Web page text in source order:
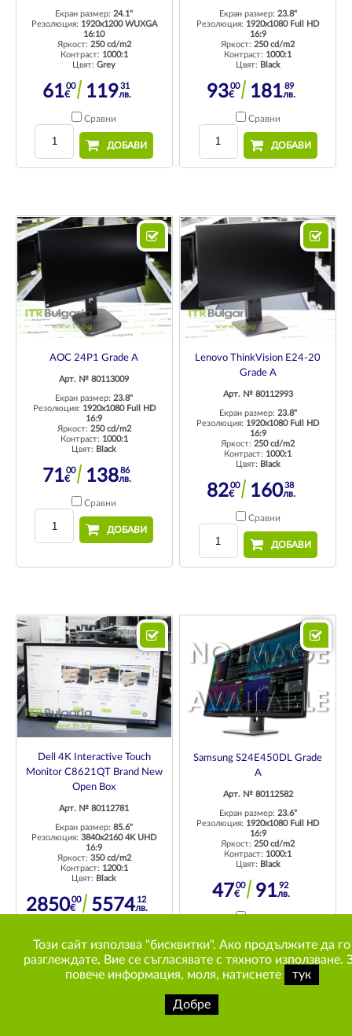
Екран размер:24.1"
Резолюция: 1920x1200 WUXGA
16:10
Яркост: 250 cd/m2
Контраст: 1000:1
Цвят:Grey
6100
€ 11931
лв.
Сравни
ДОБАВИ
Екран размер: 23.8"
Резолюция: 1920x1080 Full HD
16:9
Яркост:250 cd/m2
Контраст: 1000:1
Цвят: Black
9300
€ 18189
лв.
Сравни
ДОБАВИ
AOC 24P1 Grade A
Арт. № 80113009
Екран размер:23.8"
Резолюция: 1920x1080 Full HD
16:9
Яркост: 250 cd/m2
Контраст: 1000:1
Цвят: Black
7100
€ 13886
лв.
Сравни
ДОБАВИ
Lenovo ThinkVision E24-20
Grade A
Арт. № 80112993
Екран размер: 23.8"
Резолюция: 1920x1080 Full HD
16:9
Яркост:250 cd/m2
Контраст: 1000:1
Цвят: Black
8200
€ 16038
лв.
Сравни
ДОБАВИ
Dell 4K Interactive Touch
Monitor C8621QT Brand New
Open Box
Арт. № 80112781
Екран размер:85.6"
Резолюция:3840x2160 4K UHD
16:9
Яркост: 350 cd/m2
Контраст: 1200:1
Цвят: Black
285000
€ 557412
лв.
ДОБАВИ
Samsung S24E450DL Grade
A
Арт. № 80112582
Екран размер: 23.6"
Резолюция: 1920x1080 Full HD
16:9
Яркост:250 cd/m2
Контраст: 1000:1
Цвят: Black
4700
€ 9192
лв.
ДОБАВИ
Този сайт използва "бисквитки". Ако продължите да го
разглеждате, Вие се съгласявате с тяхното използване.
повече информация, моля, натиснете
тук
Добре